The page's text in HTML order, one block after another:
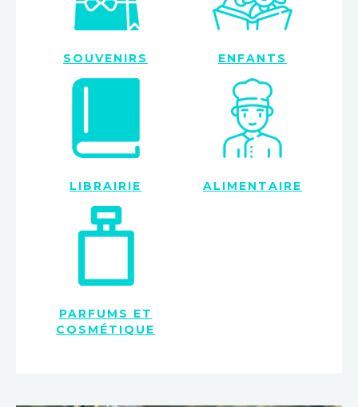
SOUVENIRS ENFANTS
LIBRAIRIE ALIMENTAIRE
PARFUMS ET
COSMÉTIQUE